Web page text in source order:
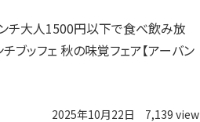
チ大人1500円以下で食べ飲み放
ブッフェ 秋の味覚フェア【アーバン
2025年10月22日 7,139 view